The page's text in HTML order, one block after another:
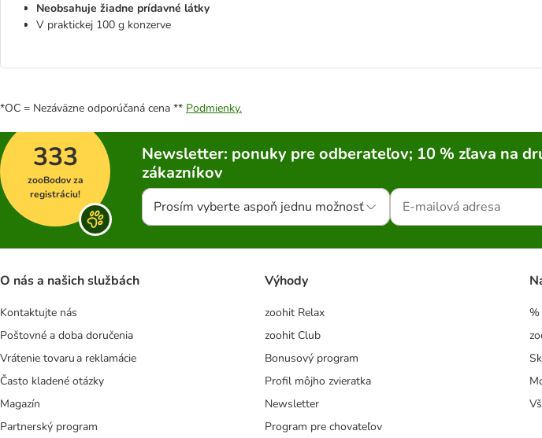
Neobsahuje žiadne prídavné látky
V praktickej 100 g konzerve
*OC = Nezáväzne odporúčaná cena ** Podmienky.
333
zooBodov za
registráciu!
Newsletter: ponuky pre odberateľov; 10 % zľava na
zákazníkov
Prosím vyberte aspoň jednu možnosť
O nás a našich službách
Kontaktujte nás
Poštovné a doba doručenia
Vrátenie tovaru a reklamácie
Často kladené otázky
Magazín
Partnerský program
Výhody
zoohit Relax
zoohit Club
Bonusový program
Profil môjho zvieratka
Newsletter
Program pre chovateľov
%